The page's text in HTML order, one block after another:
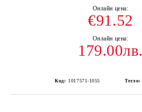
€91.52
179.00лв.
Код: 1017571-1055 Тегло: